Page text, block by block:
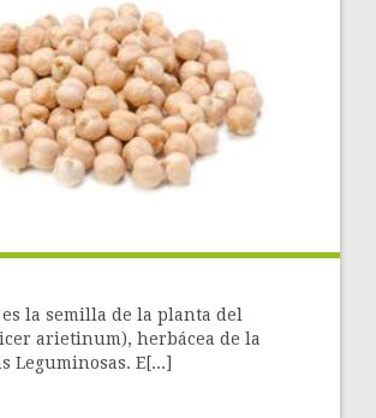
la semilla de la planta del
arietinum), herbácea de la
Leguminosas. E[...]